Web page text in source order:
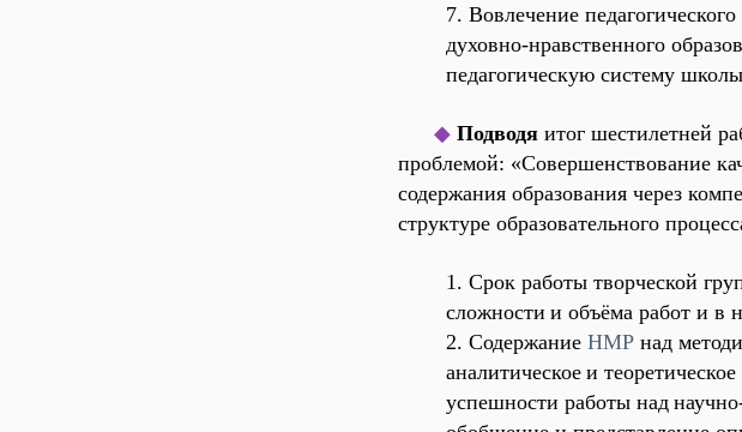
7. Вовлечение
духовно-нравственного
педагогическую систему школы
◆ Подводя итог шестилетней
проблемой: «Совершенствование
содержания образования через
структуре образовательного
1. Срок работы творческой
сложности и объёма работ и в
2. Содержание НМР над
аналитическое и
успешности работы над